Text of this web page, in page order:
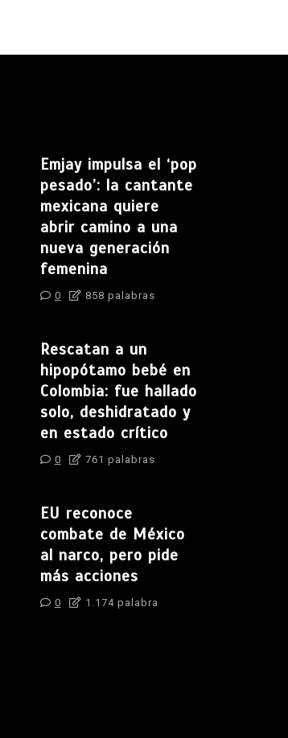
Emjay impulsa el ‘pop
pesado’: la cantante
mexicana quiere
abrir camino a una
nueva generación
femenina
0 858 palabras
Rescatan a un
hipopótamo bebé en
Colombia: fue hallado
solo, deshidratado y
en estado crítico
0 761 palabras
EU reconoce
combate de México
al narco, pero pide
más acciones
0 1.174 palabra